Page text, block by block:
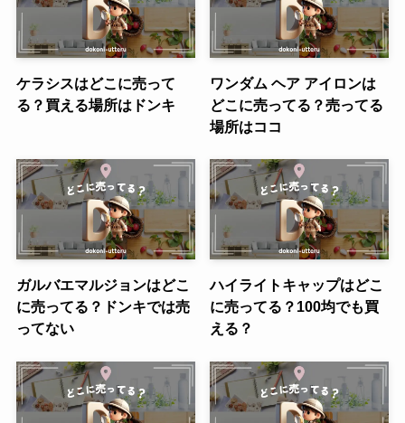
ケラシスはどこに売って
る？買える場所はドンキ
ワンダム ヘア アイロンは
どこに売ってる？売ってる
場所はココ
ガルバエマルジョンはどこ
に売ってる？ドンキでは売
ってない
ハイライトキャップはどこ
に売ってる？100均でも買
える？